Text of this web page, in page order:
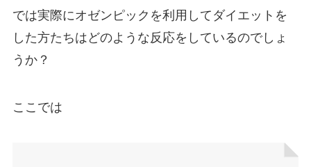
では実際にオゼンピックを利用してダイエットを
した方たちはどのような反応をしているのでしょ
うか？
ここでは